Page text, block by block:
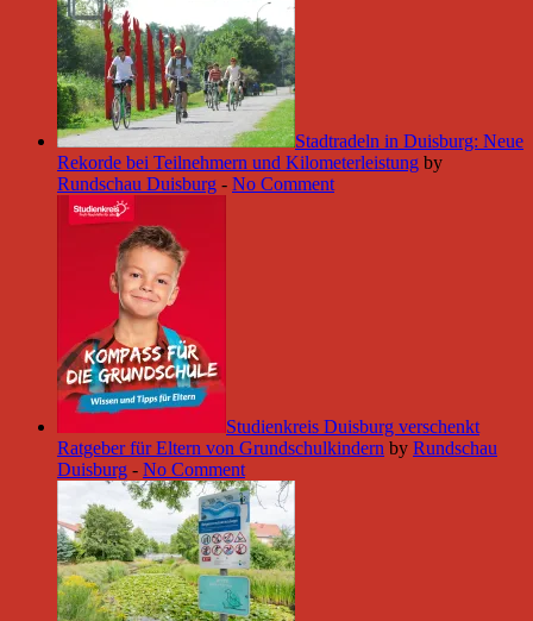
Stadtradeln in Duisburg: Neue
Rekorde bei Teilnehmern und Kilometerleistung by
Rundschau Duisburg - No Comment
Studienkreis Duisburg verschenkt
Ratgeber für Eltern von Grundschulkindern by Rundschau
Duisburg - No Comment